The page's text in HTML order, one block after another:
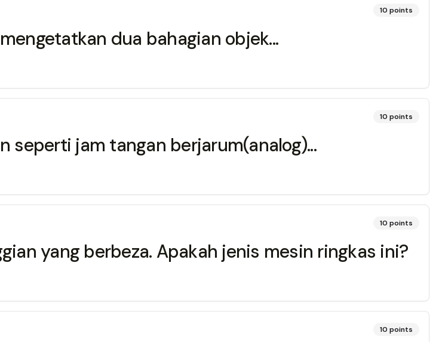
10 points
dua bahagian objek...
10 points
seperti jam tangan berjarum(analog)...
10 points
yang berbeza. Apakah jenis mesin ringkas ini?
10 points